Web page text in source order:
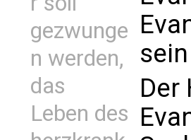
gezwunge
n werden,
das
Leben des
sein
Der